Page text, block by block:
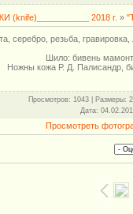
(knife)___________ 2018 г. »
серебро, резьба,
Шило: бивень
Ножны кожа Р. Д. Палисандр,
Просмотров: 1043 | Размеры:
Дата:
Просмотреть